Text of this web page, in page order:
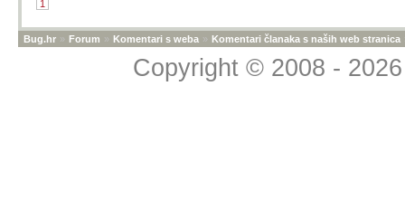
1
Bug.hr » Forum » Komentari s weba » Komentari članaka s naših web stranica
Copyright © 2008 -